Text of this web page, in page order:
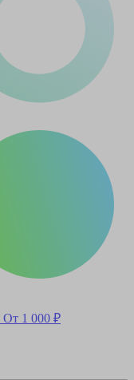
От 1 000 ₽